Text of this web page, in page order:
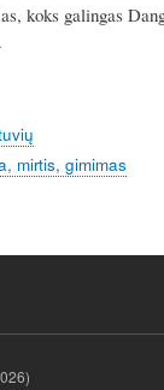
koks galingas
mirtis, gimimas